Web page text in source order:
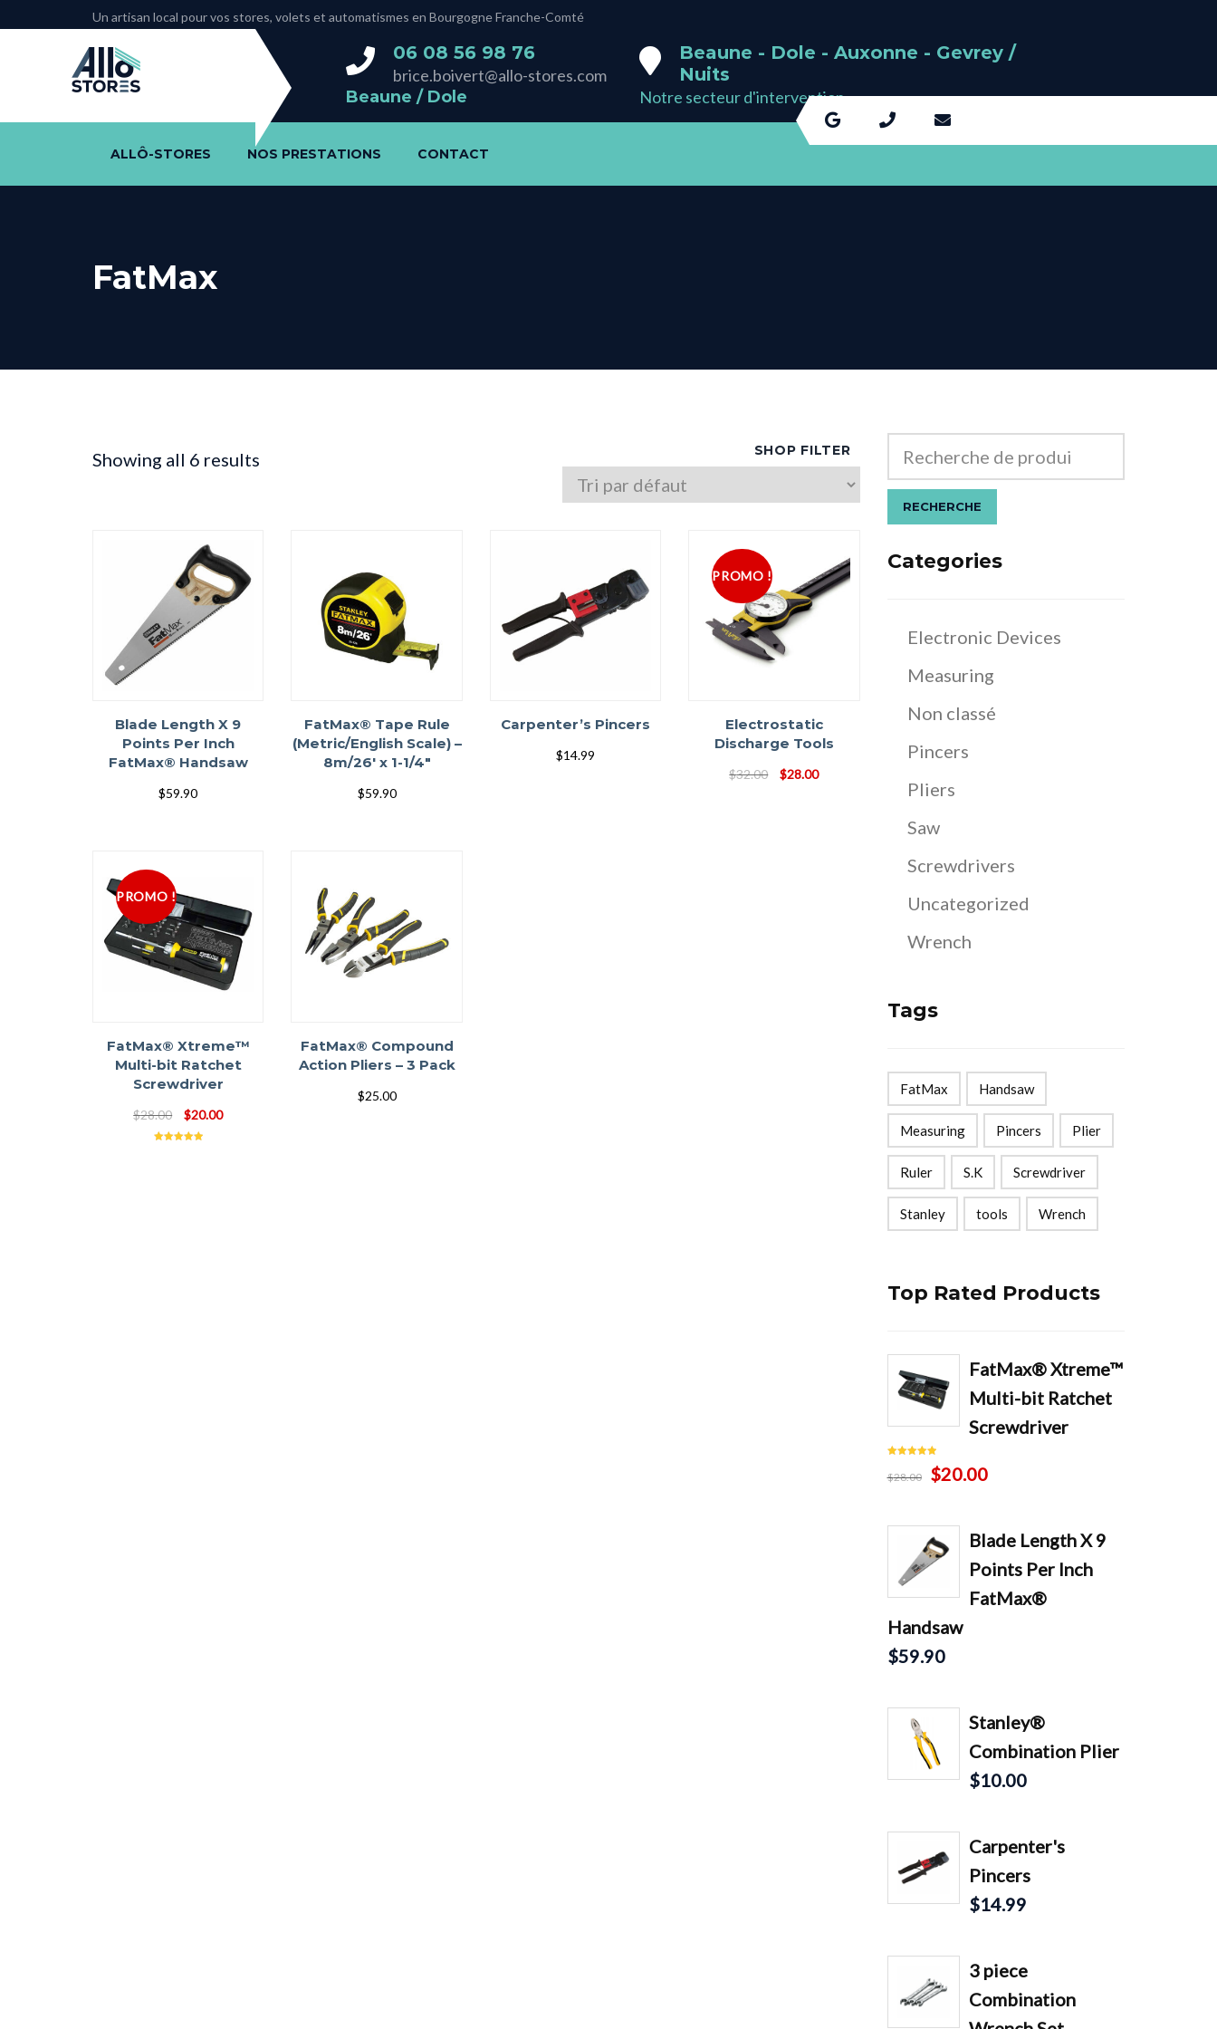
Un artisan local pour vos stores, volets et automatismes en Bourgogne Franche-Comté
06 08 56 98 76‬
brice.boivert@allo-stores.com
Beaune / Dole
Beaune - Dole - Auxonne - Gevrey /
Nuits
Notre secteur d'intervention
ALLÔ-STORES NOS PRESTATIONS CONTACT
FatMax
Showing all 6 results SHOP FILTER
Blade Length X 9
Points Per Inch
FatMax® Handsaw
$59.90
Carpenter’s Pincers
$14.99
PROMO !
Electrostatic
Discharge Tools
$32.00
Le
prix
$28.00
FatMax® Compound
Action Pliers – 3 Pack
$25.00
FatMax® Tape Rule
(Metric/English Scale) –
8m/26′ x 1-1/4″
$59.90
PROMO !
FatMax® Xtreme™
Multi-bit Ratchet
Screwdriver
$28.00
Le
prix
$20.00
RECHERCHE
Categories
Electronic Devices
Measuring
Non classé
Pincers
Pliers
Saw
Screwdrivers
Uncategorized
Wrench
Tags
FatMax Handsaw
Measuring Pincers Plier
Ruler S.K Screwdriver
Stanley tools Wrench
Top Rated Products
FatMax® Xtreme™
Multi-bit Ratchet
Screwdriver
sur 5
$28.00
Le
initial
était :
$28.00.
$20.00Le
actuel
est :
$20.00.
Blade Length X 9
Points Per Inch
FatMax®
Handsaw
$59.90
Stanley®
Combination Plier
$10.00
Carpenter's
Pincers
$14.99
3 piece
Combination